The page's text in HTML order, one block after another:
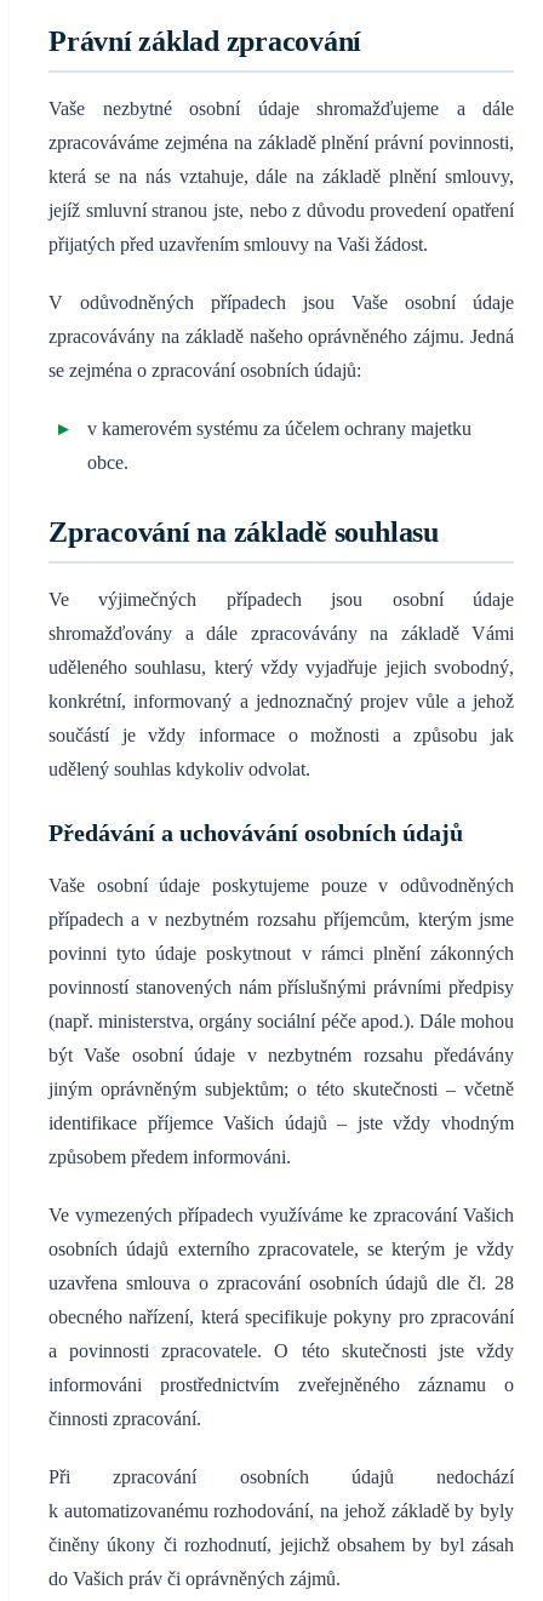
Právní základ zpracování
Vaše nezbytné osobní údaje shromažďujeme a dále
zpracováváme zejména na základě plnění právní povinnosti,
která se na nás vztahuje, dále na základě plnění smlouvy,
jejíž smluvní stranou jste, nebo z důvodu provedení opatření
přijatých před uzavřením smlouvy na Vaši žádost.
V odůvodněných případech jsou Vaše osobní údaje
zpracovávány na základě našeho oprávněného zájmu. Jedná
se zejména o zpracování osobních údajů:
v kamerovém systému za účelem ochrany majetku
obce.
Zpracování na základě souhlasu
Ve výjimečných případech jsou osobní údaje
shromažďovány a dále zpracovávány na základě Vámi
uděleného souhlasu, který vždy vyjadřuje jejich svobodný,
konkrétní, informovaný a jednoznačný projev vůle a jehož
součástí je vždy informace o možnosti a způsobu jak
udělený souhlas kdykoliv odvolat.
Předávání a uchovávání osobních údajů
Vaše osobní údaje poskytujeme pouze v odůvodněných
případech a v nezbytném rozsahu příjemcům, kterým jsme
povinni tyto údaje poskytnout v rámci plnění zákonných
povinností stanovených nám příslušnými právními předpisy
(např. ministerstva, orgány sociální péče apod.). Dále mohou
být Vaše osobní údaje v nezbytném rozsahu předávány
jiným oprávněným subjektům; o této skutečnosti – včetně
identifikace příjemce Vašich údajů – jste vždy vhodným
způsobem předem informováni.
Ve vymezených případech využíváme ke zpracování Vašich
osobních údajů externího zpracovatele, se kterým je vždy
uzavřena smlouva o zpracování osobních údajů dle čl. 28
obecného nařízení, která specifikuje pokyny pro zpracování
a povinnosti zpracovatele. O této skutečnosti jste vždy
informováni prostřednictvím zveřejněného záznamu o
činnosti zpracování.
Při zpracování osobních údajů nedochází
k automatizovanému rozhodování, na jehož základě by byly
činěny úkony či rozhodnutí, jejichž obsahem by byl zásah
do Vašich práv či oprávněných zájmů.